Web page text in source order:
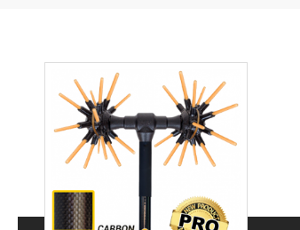
ΑΝΤΑΛΛΑΚΤΙΚΆ
ΗΛΕΚΤΡΙΚΆ ΨΑΛΊΔΙΑ & ΠΡΙΌΝΙΑ
Εταιρεία Εξυπηρέτηση